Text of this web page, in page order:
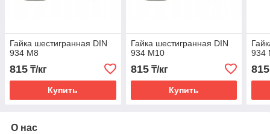
Гайка шестигранная DIN
934 М8
815 ₸/кг
Купить
Гайка шестигранная DIN
934 М10
815₸/кг
Купить
934
815
О нас